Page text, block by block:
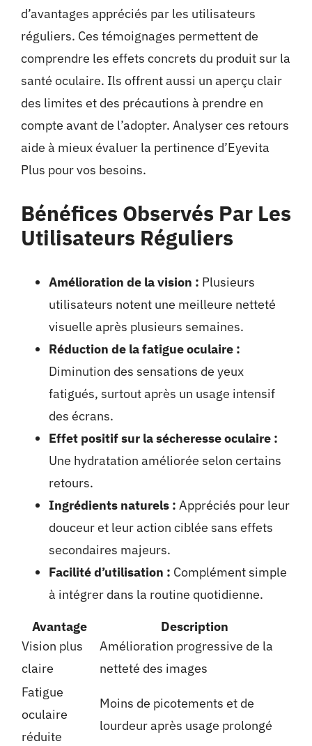
d’avantages appréciés par les utilisateurs
réguliers. Ces témoignages permettent de
comprendre les effets concrets du produit sur la
santé oculaire. Ils offrent aussi un aperçu clair
des limites et des précautions à prendre en
compte avant de l’adopter. Analyser ces retours
aide à mieux évaluer la pertinence d’Eyevita
Plus pour vos besoins.
Bénéfices Observés Par Les
Utilisateurs Réguliers
Amélioration de la vision : Plusieurs
utilisateurs notent une meilleure netteté
visuelle après plusieurs semaines.
Réduction de la fatigue oculaire :
Diminution des sensations de yeux
fatigués, surtout après un usage intensif
des écrans.
Effet positif sur la sécheresse oculaire :
Une hydratation améliorée selon certains
retours.
Ingrédients naturels : Appréciés pour leur
douceur et leur action ciblée sans effets
secondaires majeurs.
Facilité d’utilisation : Complément simple
à intégrer dans la routine quotidienne.
Avantage
Description
Vision plus
claire
Amélioration progressive de la
netteté des images
Fatigue
oculaire
réduite
Moins de picotements et de
lourdeur après usage prolongé